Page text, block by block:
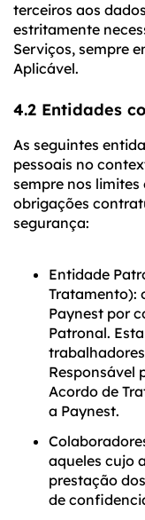
terceiros aos
estritamente
Serviços, sempre
Aplicável.
4.2 Entidades
As seguintes
pessoais no
sempre nos
obrigações
segurança:
Entidade
Tratamento):
Paynest por
Patronal.
Responsável
Acordo de
a Paynest.
aqueles cujo
prestação
de